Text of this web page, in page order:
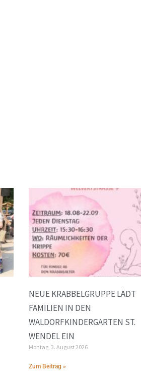
NEUE KRABBELGRUPPE LÄDT
FAMILIEN IN DEN
WALDORFKINDERGARTEN ST.
WENDEL EIN
Montag, 3. August 2026
Zum Beitrag »